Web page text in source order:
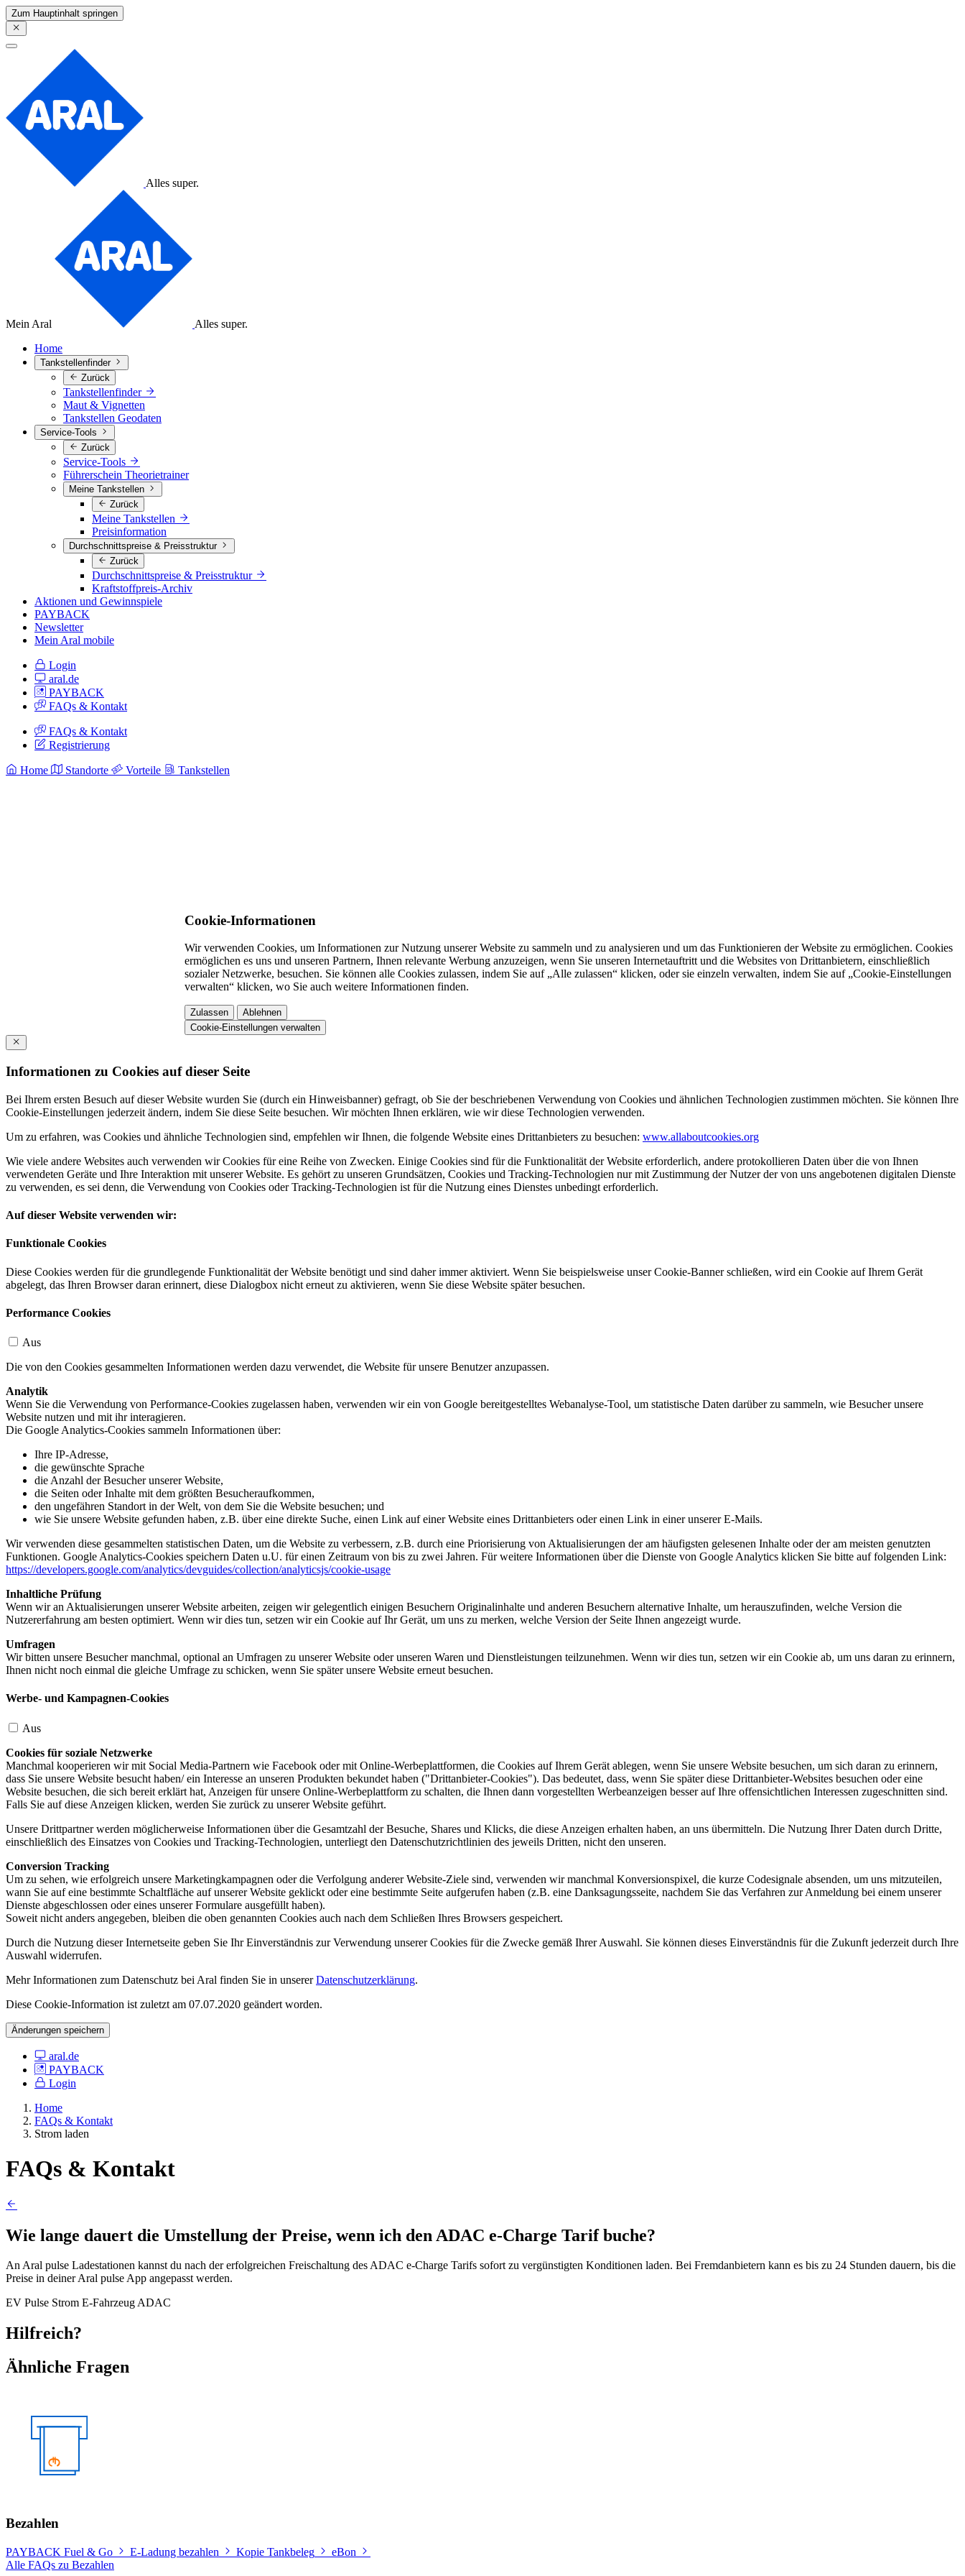
Zum Hauptinhalt springen
Alles super.
Mein Aral
Alles super.
Home
Tankstellenfinder
Zurück
Tankstellenfinder
Maut & Vignetten
Tankstellen Geodaten
Service-Tools
Zurück
Service-Tools
Führerschein Theorietrainer
Meine Tankstellen
Zurück
Meine Tankstellen
Preisinformation
Durchschnittspreise & Preisstruktur
Zurück
Durchschnittspreise & Preisstruktur
Kraftstoffpreis-Archiv
Aktionen und Gewinnspiele
PAYBACK
Newsletter
Mein Aral mobile
Login
aral.de
PAYBACK
FAQs & Kontakt
FAQs & Kontakt
Registrierung
Home Standorte Vorteile Tankstellen
Cookie-Informationen
Wir verwenden Cookies, um Informationen zur Nutzung unserer Website zu sammeln und zu analysieren und um das Funktionieren der Website zu ermöglichen. Cookies
ermöglichen es uns und unseren Partnern, Ihnen relevante Werbung anzuzeigen, wenn Sie unseren Internetauftritt und die Websites von Drittanbietern, einschließlich
sozialer Netzwerke, besuchen. Sie können alle Cookies zulassen, indem Sie auf „Alle zulassen“ klicken, oder sie einzeln verwalten, indem Sie auf „Cookie-Einstellungen
verwalten“ klicken, wo Sie auch weitere Informationen finden.
Zulassen
Ablehnen
Cookie-Einstellungen verwalten
Informationen zu Cookies auf dieser Seite
Bei Ihrem ersten Besuch auf dieser Website wurden Sie (durch ein Hinweisbanner) gefragt, ob Sie der beschriebenen Verwendung von Cookies und ähnlichen Technologien zustimmen möchten. Sie können Ihre
Cookie-Einstellungen jederzeit ändern, indem Sie diese Seite besuchen. Wir möchten Ihnen erklären, wie wir diese Technologien verwenden.
Um zu erfahren, was Cookies und ähnliche Technologien sind, empfehlen wir Ihnen, die folgende Website eines Drittanbieters zu besuchen: www.allaboutcookies.org
Wie viele andere Websites auch verwenden wir Cookies für eine Reihe von Zwecken. Einige Cookies sind für die Funktionalität der Website erforderlich, andere protokollieren Daten über die von Ihnen
verwendeten Geräte und Ihre Interaktion mit unserer Website. Es gehört zu unseren Grundsätzen, Cookies und Tracking-Technologien nur mit Zustimmung der Nutzer der von uns angebotenen digitalen Dienste
zu verwenden, es sei denn, die Verwendung von Cookies oder Tracking-Technologien ist für die Nutzung eines Dienstes unbedingt erforderlich.
Auf dieser Website verwenden wir:
Funktionale Cookies
Diese Cookies werden für die grundlegende Funktionalität der Website benötigt und sind daher immer aktiviert. Wenn Sie beispielsweise unser Cookie-Banner schließen, wird ein Cookie auf Ihrem Gerät
abgelegt, das Ihren Browser daran erinnert, diese Dialogbox nicht erneut zu aktivieren, wenn Sie diese Website später besuchen.
Performance Cookies
Aus
Die von den Cookies gesammelten Informationen werden dazu verwendet, die Website für unsere Benutzer anzupassen.
Analytik
Wenn Sie die Verwendung von Performance-Cookies zugelassen haben, verwenden wir ein von Google bereitgestelltes Webanalyse-Tool, um statistische Daten darüber zu sammeln, wie Besucher unsere
Website nutzen und mit ihr interagieren.
Die Google Analytics-Cookies sammeln Informationen über:
Ihre IP-Adresse,
die gewünschte Sprache
die Anzahl der Besucher unserer Website,
die Seiten oder Inhalte mit dem größten Besucheraufkommen,
den ungefähren Standort in der Welt, von dem Sie die Website besuchen; und
wie Sie unsere Website gefunden haben, z.B. über eine direkte Suche, einen Link auf einer Website eines Drittanbieters oder einen Link in einer unserer E-Mails.
Wir verwenden diese gesammelten statistischen Daten, um die Website zu verbessern, z.B. durch eine Priorisierung von Aktualisierungen der am häufigsten gelesenen Inhalte oder der am meisten genutzten
Funktionen. Google Analytics-Cookies speichern Daten u.U. für einen Zeitraum von bis zu zwei Jahren. Für weitere Informationen über die Dienste von Google Analytics klicken Sie bitte auf folgenden Link:
https://developers.google.com/analytics/devguides/collection/analyticsjs/cookie-usage
Inhaltliche Prüfung
Wenn wir an Aktualisierungen unserer Website arbeiten, zeigen wir gelegentlich einigen Besuchern Originalinhalte und anderen Besuchern alternative Inhalte, um herauszufinden, welche Version die
Nutzererfahrung am besten optimiert. Wenn wir dies tun, setzen wir ein Cookie auf Ihr Gerät, um uns zu merken, welche Version der Seite Ihnen angezeigt wurde.
Umfragen
Wir bitten unsere Besucher manchmal, optional an Umfragen zu unserer Website oder unseren Waren und Dienstleistungen teilzunehmen. Wenn wir dies tun, setzen wir ein Cookie ab, um uns daran zu erinnern,
Ihnen nicht noch einmal die gleiche Umfrage zu schicken, wenn Sie später unsere Website erneut besuchen.
Werbe- und Kampagnen-Cookies
Aus
Cookies für soziale Netzwerke
Manchmal kooperieren wir mit Social Media-Partnern wie Facebook oder mit Online-Werbeplattformen, die Cookies auf Ihrem Gerät ablegen, wenn Sie unsere Website besuchen, um sich daran zu erinnern,
dass Sie unsere Website besucht haben/ ein Interesse an unseren Produkten bekundet haben ("Drittanbieter-Cookies"). Das bedeutet, dass, wenn Sie später diese Drittanbieter-Websites besuchen oder eine
Website besuchen, die sich bereit erklärt hat, Anzeigen für unsere Online-Werbeplattform zu schalten, die Ihnen dann vorgestellten Werbeanzeigen besser auf Ihre offensichtlichen Interessen zugeschnitten sind.
Falls Sie auf diese Anzeigen klicken, werden Sie zurück zu unserer Website geführt.
Unsere Drittpartner werden möglicherweise Informationen über die Gesamtzahl der Besuche, Shares und Klicks, die diese Anzeigen erhalten haben, an uns übermitteln. Die Nutzung Ihrer Daten durch Dritte,
einschließlich des Einsatzes von Cookies und Tracking-Technologien, unterliegt den Datenschutzrichtlinien des jeweils Dritten, nicht den unseren.
Conversion Tracking
Um zu sehen, wie erfolgreich unsere Marketingkampagnen oder die Verfolgung anderer Website-Ziele sind, verwenden wir manchmal Konversionspixel, die kurze Codesignale absenden, um uns mitzuteilen,
wann Sie auf eine bestimmte Schaltfläche auf unserer Website geklickt oder eine bestimmte Seite aufgerufen haben (z.B. eine Danksagungsseite, nachdem Sie das Verfahren zur Anmeldung bei einem unserer
Dienste abgeschlossen oder eines unserer Formulare ausgefüllt haben).
Soweit nicht anders angegeben, bleiben die oben genannten Cookies auch nach dem Schließen Ihres Browsers gespeichert.
Durch die Nutzung dieser Internetseite geben Sie Ihr Einverständnis zur Verwendung unserer Cookies für die Zwecke gemäß Ihrer Auswahl. Sie können dieses Einverständnis für die Zukunft jederzeit durch Ihre
Auswahl widerrufen.
Mehr Informationen zum Datenschutz bei Aral finden Sie in unsererDatenschutzerklärung.
Diese Cookie-Information ist zuletzt am 07.07.2020 geändert worden.
Änderungen speichern
aral.de
PAYBACK
Login
Home
FAQs & Kontakt
Strom laden
FAQs & Kontakt
Wie lange dauert die Umstellung der Preise, wenn ich den ADAC e-Charge Tarif buche?
An Aral pulse Ladestationen kannst du nach der erfolgreichen Freischaltung des ADAC e-Charge Tarifs sofort zu vergünstigten Konditionen laden. Bei Fremdanbietern kann es bis zu 24 Stunden dauern, bis die
Preise in deiner Aral pulse App angepasst werden.
EV Pulse Strom E-FahrzeugADAC
Hilfreich?
Ähnliche Fragen
Bezahlen
PAYBACK Fuel & Go E-Ladung bezahlen Kopie Tankbeleg
eBon
Alle FAQs zu Bezahlen